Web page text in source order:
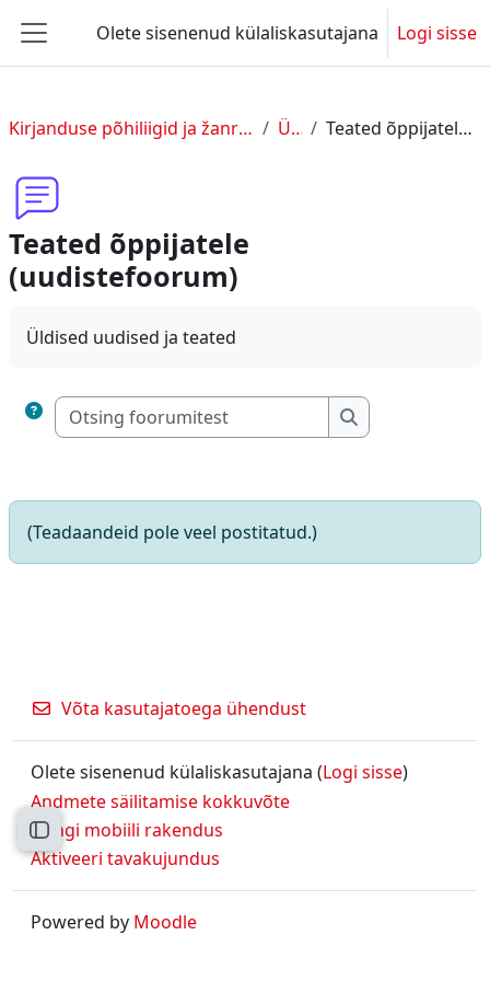
Küljepaneel
Olete sisenenud külaliskasutajana Logi sisse
Ava kursuse sisukord
Kirjanduse põhiliigid ja žanrid. 20. sajandi kirjandus. Üldine Teated õppijatele (uudistefoorum)
Teated õppijatele
(uudistefoorum)
Üldised uudised ja teated
Otsing foorumitest
Otsing
(Teadaandeid pole veel postitatud.)
Võta kasutajatoega ühendust
Olete sisenenud külaliskasutajana (Logi sisse)
Andmete säilitamise kokkuvõte
Hangi mobiili rakendus
Aktiveeri tavakujundus
Powered by Moodle